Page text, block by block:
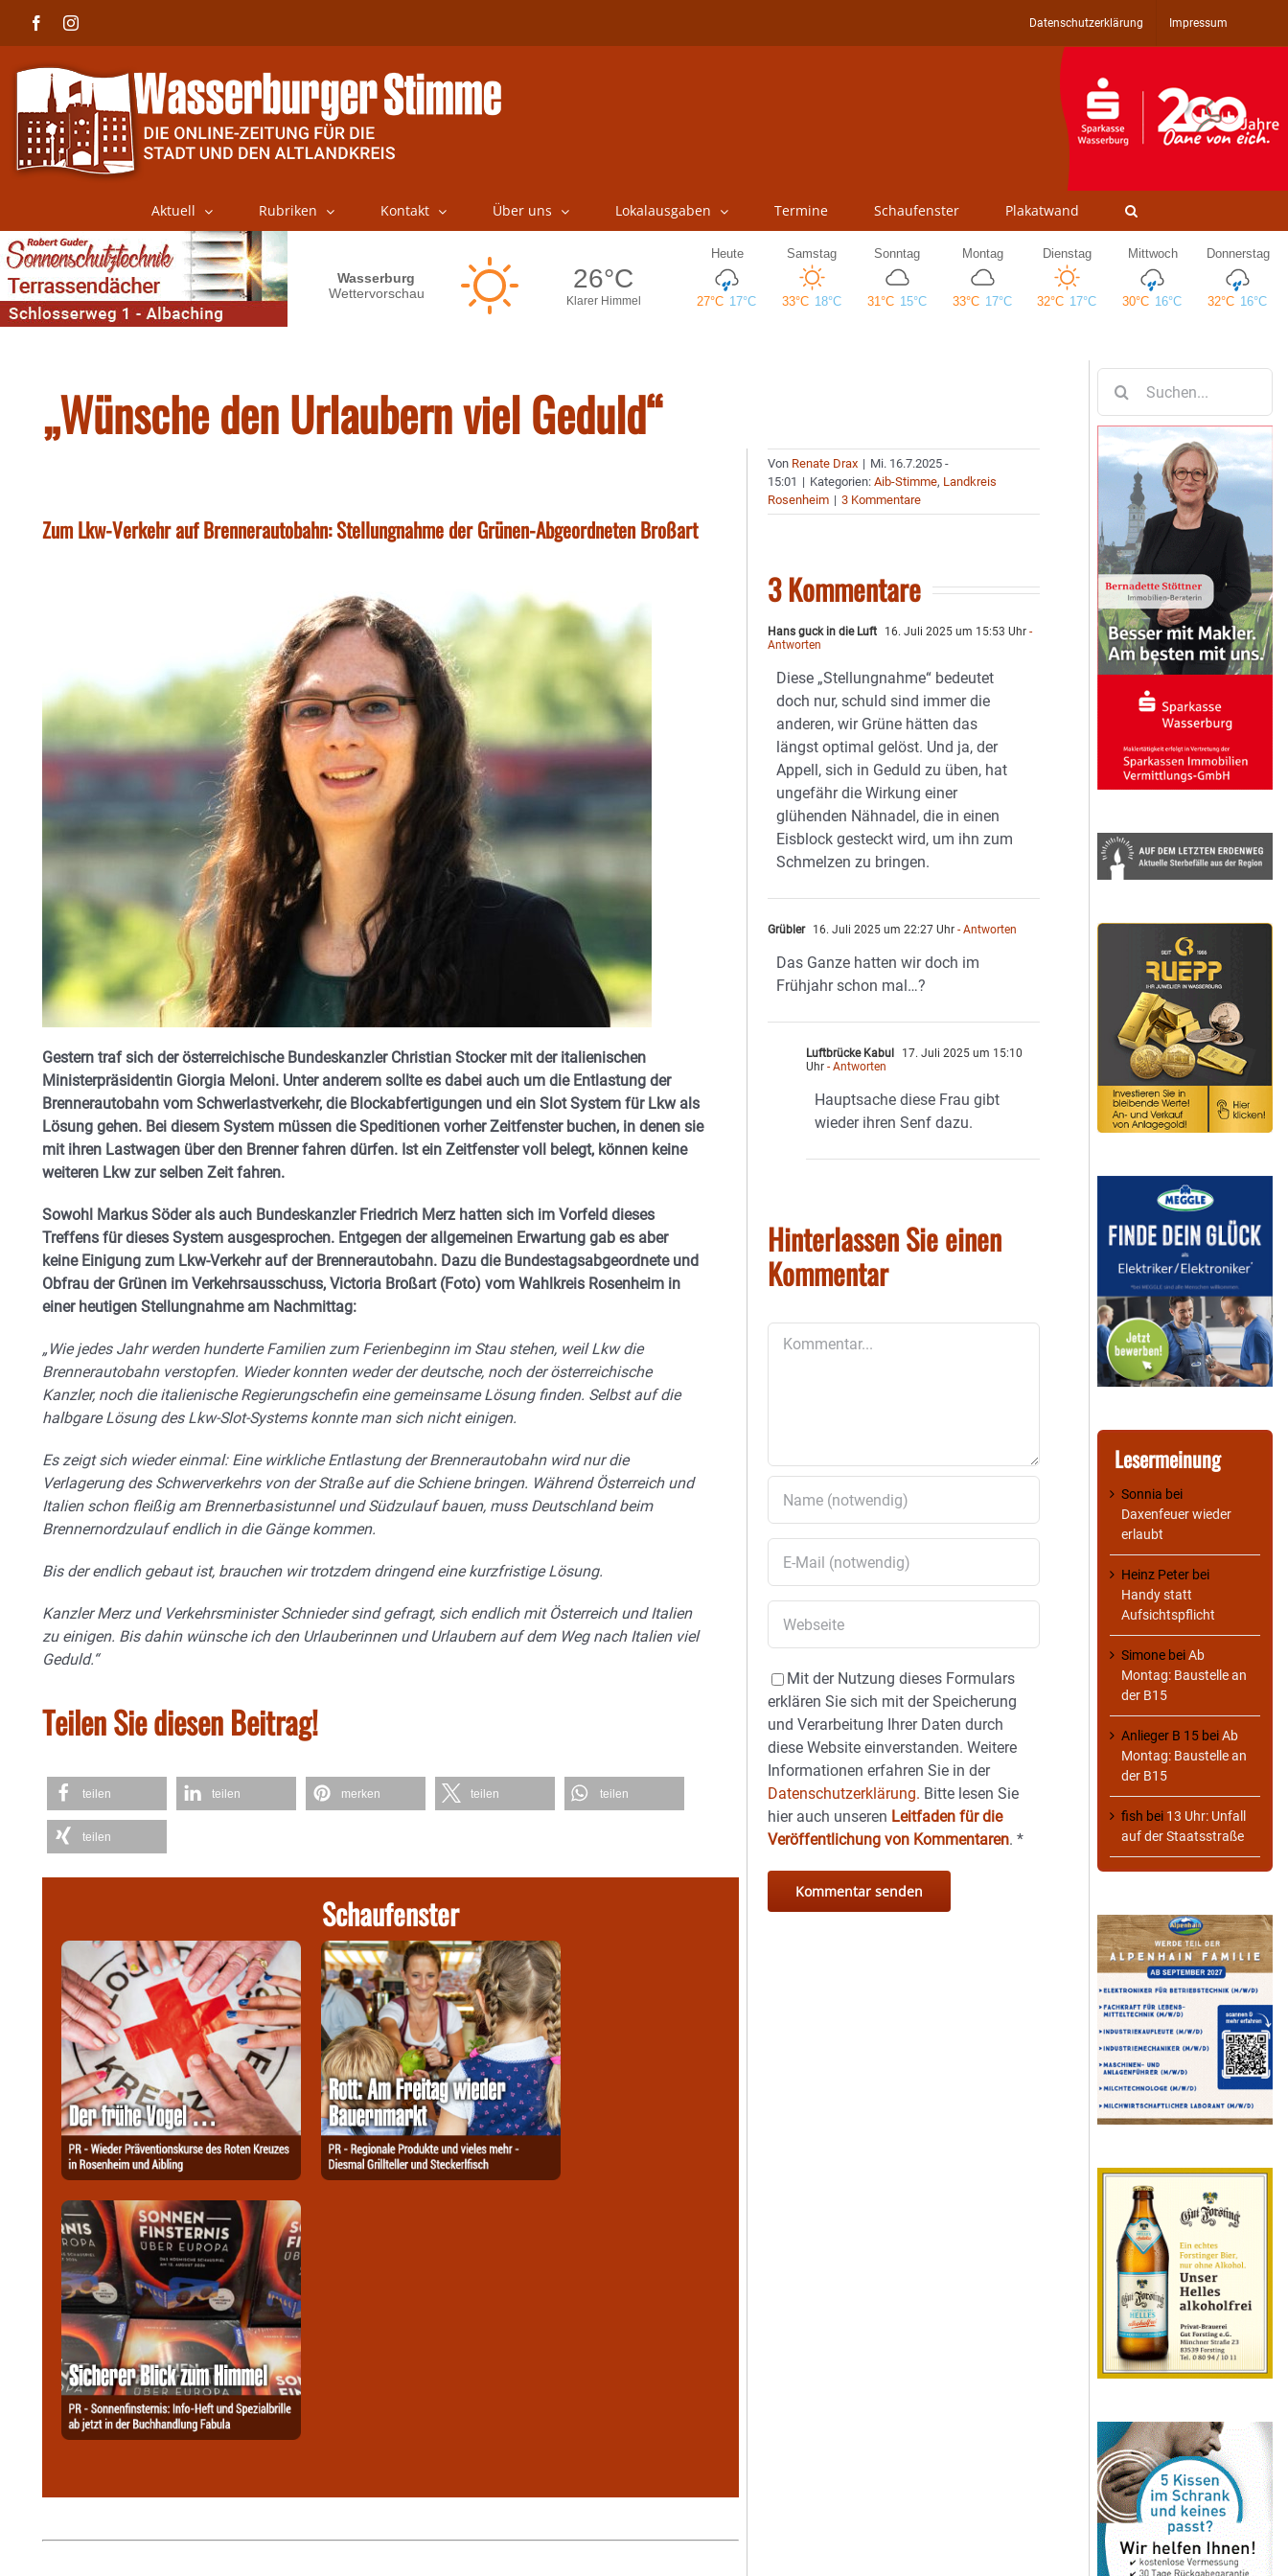
FacebookInstagram Datenschutzerklärung Impressum
Aktuell Rubriken Kontakt Über uns Lokalausgaben Termine Schaufenster Plakatwand
„Wünsche den Urlaubern viel Geduld“
Zum Lkw-Verkehr auf Brennerautobahn: Stellungnahme der Grünen-Abgeordneten Broßart
Gestern traf sich der österreichische Bundeskanzler Christian Stocker mit der italienischen
Ministerpräsidentin Giorgia Meloni. Unter anderem sollte es dabei auch um die Entlastung der
Brennerautobahn vom Schwerlastverkehr, die Blockabfertigungen und ein Slot System für Lkw als
Lösung gehen. Bei diesem System müssen die Speditionen vorher Zeitfenster buchen, in denen sie
mit ihren Lastwagen über den Brenner fahren dürfen. Ist ein Zeitfenster voll belegt, können keine
weiteren Lkw zur selben Zeit fahren.
Sowohl Markus Söder als auch Bundeskanzler Friedrich Merz hatten sich im Vorfeld dieses
Treffens für dieses System ausgesprochen. Entgegen der allgemeinen Erwartung gab es aber
keine Einigung zum Lkw-Verkehr auf der Brennerautobahn. Dazu die Bundestagsabgeordnete und
Obfrau der Grünen im Verkehrsausschuss, Victoria Broßart (Foto) vom Wahlkreis Rosenheim in
einer heutigen Stellungnahme am Nachmittag:
„Wie jedes Jahr werden hunderte Familien zum Ferienbeginn im Stau stehen, weil Lkw die
Brennerautobahn verstopfen. Wieder konnten weder der deutsche, noch der österreichische
Kanzler, noch die italienische Regierungschefin eine gemeinsame Lösung finden. Selbst auf die
halbgare Lösung des Lkw-Slot-Systems konnte man sich nicht einigen.
Es zeigt sich wieder einmal: Eine wirkliche Entlastung der Brennerautobahn wird nur die
Verlagerung des Schwerverkehrs von der Straße auf die Schiene bringen. Während Österreich und
Italien schon fleißig am Brennerbasistunnel und Südzulauf bauen, muss Deutschland beim
Brennernordzulauf endlich in die Gänge kommen.
Bis der endlich gebaut ist, brauchen wir trotzdem dringend eine kurzfristige Lösung.
Kanzler Merz und Verkehrsminister Schnieder sind gefragt, sich endlich mit Österreich und Italien
zu einigen. Bis dahin wünsche ich den Urlauberinnen und Urlaubern auf dem Weg nach Italien viel
Geduld.“
Teilen Sie diesen Beitrag!
teilen teilen merken teilen teilen
teilen
Schaufenster
Von Renate Drax | Mi. 16.7.2025 -
15:01 | Kategorien:Aib-Stimme, Landkreis
Rosenheim | 3 Kommentare
3 Kommentare
Hans guck in die Luft 16. Juli 2025 um 15:53 Uhr -
Antworten
Diese „Stellungnahme“ bedeutet
doch nur, schuld sind immer die
anderen, wir Grüne hätten das
längst optimal gelöst. Und ja, der
Appell, sich in Geduld zu üben, hat
ungefähr die Wirkung einer
glühenden Nähnadel, die in einen
Eisblock gesteckt wird, um ihn zum
Schmelzen zu bringen.
Grübler 16. Juli 2025 um 22:27 Uhr - Antworten
Das Ganze hatten wir doch im
Frühjahr schon mal…?
Luftbrücke Kabul
17. Juli 2025 um 15:10
Uhr - Antworten
Hauptsache diese Frau gibt
wieder ihren Senf dazu.
Hinterlassen Sie einen
Kommentar
Mit der Nutzung dieses Formulars
erklären Sie sich mit der Speicherung
und Verarbeitung Ihrer Daten durch
diese Website einverstanden. Weitere
Informationen erfahren Sie in der
Datenschutzerklärung. Bitte lesen Sie
hier auch unseren Leitfaden für die
Veröffentlichung von Kommentaren.*
nach:
Lesermeinung
Sonnia bei
Daxenfeuer wieder
erlaubt
Heinz Peter bei
Handy statt
Aufsichtspflicht
Simone beiAb
Montag: Baustelle an
der B15
Anlieger B 15 beiAb
Montag: Baustelle an
der B15
fish bei 13 Uhr: Unfall
auf der Staatsstraße